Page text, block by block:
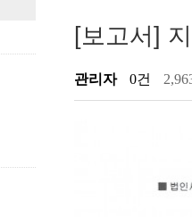
[보고서]
관리자 0건